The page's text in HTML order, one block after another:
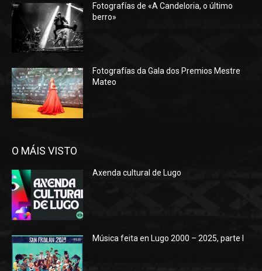
Fotografías de «A Candeloria, o último
berro»
Fotografías da Gala dos Premios Mestre
Mateo
O MÁIS VISTO
Axenda cultural de Lugo
Música feita en Lugo 2000 – 2025, parte I